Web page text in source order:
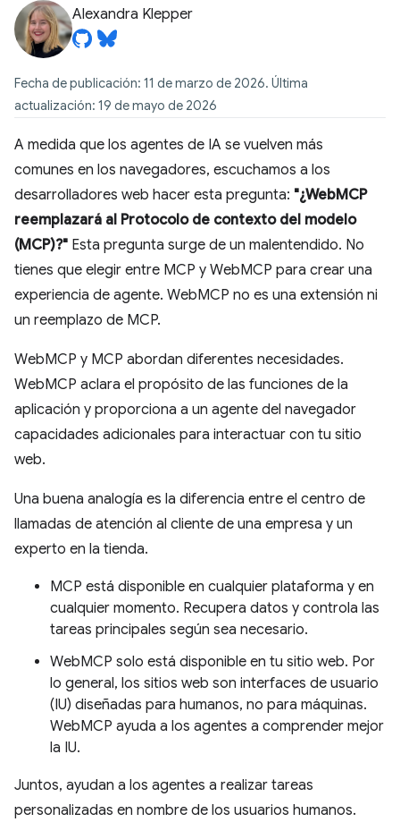
Alexandra Klepper
Fecha de publicación: 11 de marzo de 2026. Última
actualización: 19 de mayo de 2026
A medida que los agentes de IA se vuelven más
comunes en los navegadores, escuchamos a los
desarrolladores web hacer esta pregunta: "¿WebMCP
reemplazará al Protocolo de contexto del modelo
(MCP)?" Esta pregunta surge de un malentendido. No
tienes que elegir entre MCP y WebMCP para crear una
experiencia de agente. WebMCP no es una extensión ni
un reemplazo de MCP.
WebMCP y MCP abordan diferentes necesidades.
WebMCP aclara el propósito de las funciones de la
aplicación y proporciona a un agente del navegador
capacidades adicionales para interactuar con tu sitio
web.
Una buena analogía es la diferencia entre el centro de
llamadas de atención al cliente de una empresa y un
experto en la tienda.
MCP está disponible en cualquier plataforma y en
cualquier momento. Recupera datos y controla las
tareas principales según sea necesario.
WebMCP solo está disponible en tu sitio web. Por
lo general, los sitios web son interfaces de usuario
(IU) diseñadas para humanos, no para máquinas.
WebMCP ayuda a los agentes a comprender mejor
la IU.
Juntos, ayudan a los agentes a realizar tareas
personalizadas en nombre de los usuarios humanos.